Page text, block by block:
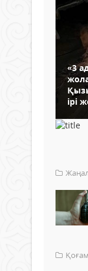
«3
ірі
Қоғам